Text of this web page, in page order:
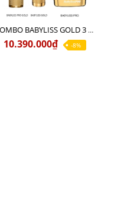
COMBO BABYLISS GOLD 3 cao cấp chính hãng
10.390.000₫ -8%